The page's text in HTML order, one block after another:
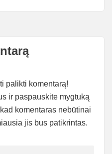
palikti komentarą!
ir paspauskite mygtuką
komentaras nebūtinai
jis bus patikrintas.